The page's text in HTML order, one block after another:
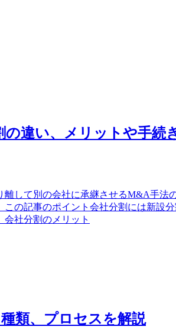
違い、メリットや手続
して別の会社に承継させるM&A手
の記事のポイント会社分割には新
社分割のメリット
類、プロセスを解説